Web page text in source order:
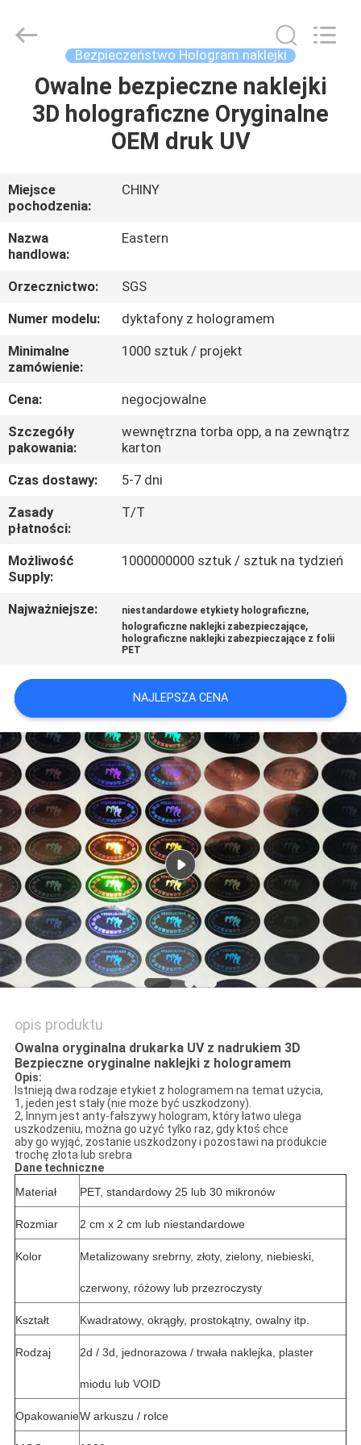
DOM
PRODUKTY
O
NAS
WYCIECZKA
PO
FABRYCE
KONTROLA
JAKOŚCI
SKONTAKTUJ
SIĘ
Z
NAMI
AKTUALNOŚCI
SITEMAP
PRIVACY
POLICY
Bezpieczeństwo Hologram naklejki
Owalne bezpieczne naklejki
3D holograficzne Oryginalne
OEM druk UV
Miejsce
pochodzenia:
CHINY
Nazwa
handlowa:
Eastern
Orzecznictwo:
SGS
Numer modelu:
dyktafony z hologramem
Minimalne
zamówienie:
1000 sztuk / projekt
Cena:
negocjowalne
Szczegóły
pakowania:
wewnętrzna torba opp, a na zewnątrz
karton
Czas dostawy:
5-7 dni
Zasady
płatności:
T/T
Możliwość
Supply:
1000000000 sztuk / sztuk na tydzień
Najważniejsze: niestandardowe etykiety holograficzne,
holograficzne naklejki zabezpieczające,
holograficzne naklejki zabezpieczające z folii
PET
NAJLEPSZA CENA
opis produktu
Owalna oryginalna drukarka UV z nadrukiem 3D
Bezpieczne oryginalne naklejki z hologramem
Opis:
Istnieją dwa rodzaje etykiet z hologramem na temat użycia,
1, jeden jest stały (nie może być uszkodzony).
2, Innym jest anty-fałszywy hologram, który łatwo ulega
uszkodzeniu, można go użyć tylko raz, gdy ktoś chce
aby go wyjąć, zostanie uszkodzony i pozostawi na produkcie
trochę złota lub srebra
Dane techniczne
Materiał
PET, standardowy 25 lub 30 mikronów
Rozmiar 2 cm x 2 cm lub niestandardowe
Kolor Metalizowany srebrny, złoty, zielony, niebieski,
czerwony, różowy lub przezroczysty
Kształt Kwadratowy, okrągły, prostokątny, owalny itp.
Rodzaj 2d / 3d, jednorazowa / trwała naklejka, plaster
miodu lub VOID
OpakowanieW arkuszu / rolce